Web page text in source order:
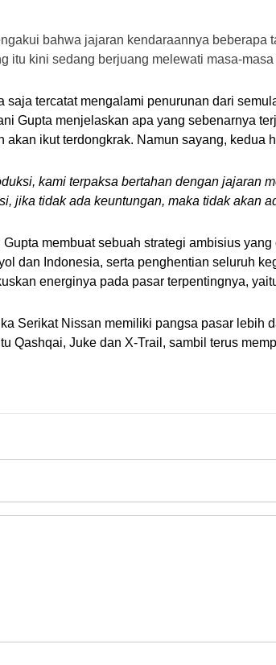
bahwa jajaran kendaraannya
itu kini sedang berjuang melewati masa-masa
saja tercatat mengalami penurunan dari
Gupta menjelaskan apa yang sebenarnya
akan ikut terdongkrak. Namun sayang,
kami terpaksa bertahan dengan jajaran
jika tidak ada keuntungan, maka tidak akan
membuat sebuah strategi ambisius
dan Indonesia, serta penghentian seluruh
energinya pada pasar terpentingnya,
Serikat Nissan memiliki pangsa pasar
Qashqai, Juke dan X-Trail, sambil terus